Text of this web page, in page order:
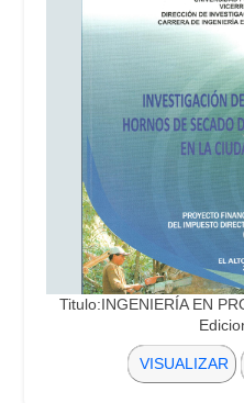
Titulo:INGENIERÍA EN
VISUALIZAR